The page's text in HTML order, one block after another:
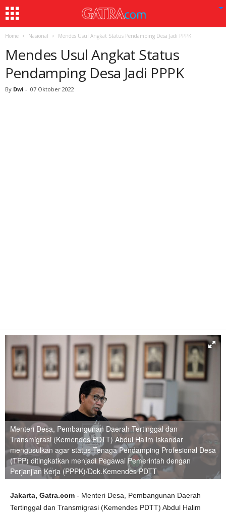
Home Nasional Mendes Usul Angkat Status Pendamping Desa Jadi PPPK
Mendes Usul Angkat Status
Pendamping Desa Jadi PPPK
By Dwi - 07 Oktober 2022
Menteri Desa, Pembangunan Daerah Tertinggal dan
Transmigrasi (Kemendes PDTT) Abdul Halim Iskandar
mengusulkan agar status Tenaga Pendamping Profesional Desa
(TPP) ditingkatkan menjadi Pegawai Pemerintah dengan
Perjanjian Kerja (PPPK)/Dok.Kemendes PDTT
Jakarta, Gatra.com - Menteri Desa, Pembangunan Daerah
Tertinggal dan Transmigrasi (Kemendes PDTT) Abdul Halim